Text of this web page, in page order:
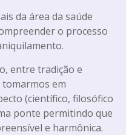
da área da saúde
o processo
entre tradição e
em
(científico, filosófico
ponte permitindo que
e harmônica.